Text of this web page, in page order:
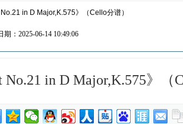
in D Major,K.575》（Cello分谱）
期：2025-06-14 10:49:06
No.21 in D Major,K.575》（